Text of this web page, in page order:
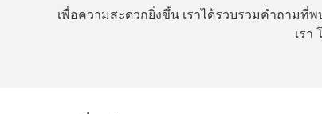
เพื่อความสะดวกยิ่งขึ้น เราได้รวบรวมคำถาม
เรา